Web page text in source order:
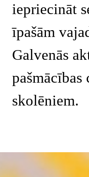
iepriecināt
īpašām
Galvenās
skolēniem.